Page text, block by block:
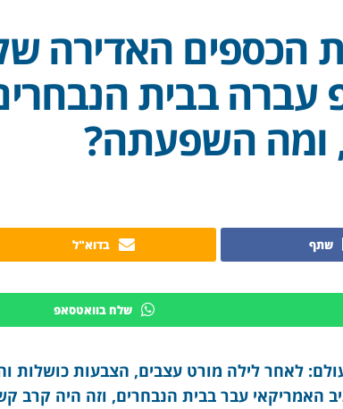
הכספים האדירה
עברה בבית
ומה השפעתה?
שתף בדוא"ל
שלח בוואטסאפ
לאחר לילה מורט עצבים, הצבעות כושלות
האמריקאי עבר בבית הנבחרים, וזה היה קרב